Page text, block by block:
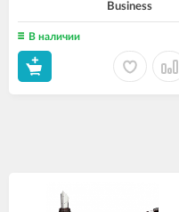
Business
В наличии